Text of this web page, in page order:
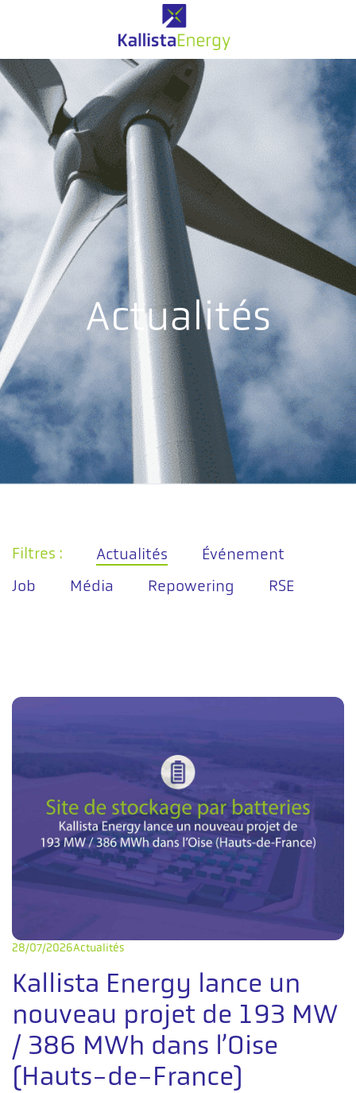
Actualités
Filtres : Actualités
Événement
Job
Média Repowering RSE
28/07/2026Actualités
Kallista Energy lance un
nouveau projet de 193 MW
/ 386 MWh dans l’Oise
(Hauts-de-France)